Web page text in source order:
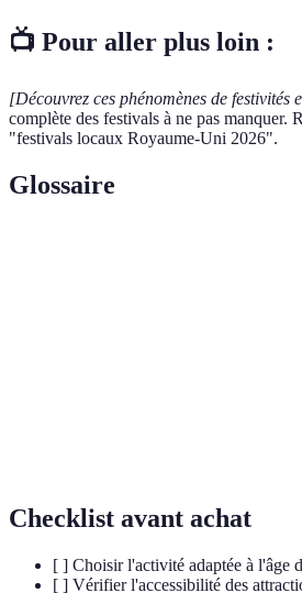
📺 Pour aller plus loin :
[Découvrez ces phénomènes de festivités
complète des festivals à ne pas manquer.
"festivals locaux Royaume-Uni 2026".
Glossaire
Checklist avant achat
[ ] Choisir l'activité adaptée à l'âge
[ ] Vérifier l'accessibilité des